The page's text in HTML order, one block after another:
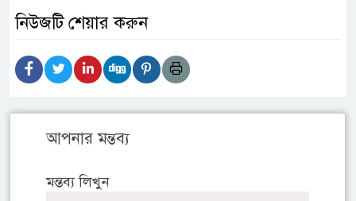
নিউজটি শেয়ার করুন
আপনার মন্তব্য
মন্তব্য লিখুন